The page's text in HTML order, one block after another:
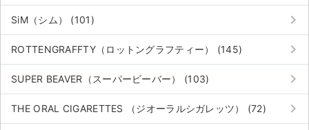
SiM（シム） (101) keyboard_arrow_right
ROTTENGRAFFTY（ロットングラフティー） (145) keyboard_arrow_right
SUPER BEAVER（スーパービーバー） (103) keyboard_arrow_right
THE ORAL CIGARETTES （ジオーラルシガレッツ） (72) keyboard_arrow_right